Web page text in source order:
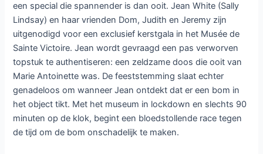
een special die spannender is dan ooit. Jean White (Sally
Lindsay) en haar vrienden Dom, Judith en Jeremy zijn
uitgenodigd voor een exclusief kerstgala in het Musée de
Sainte Victoire. Jean wordt gevraagd een pas verworven
topstuk te authentiseren: een zeldzame doos die ooit van
Marie Antoinette was. De feeststemming slaat echter
genadeloos om wanneer Jean ontdekt dat er een bom in
het object tikt. Met het museum in lockdown en slechts 90
minuten op de klok, begint een bloedstollende race tegen
de tijd om de bom onschadelijk te maken.